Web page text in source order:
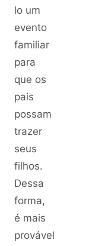
lo um
evento
familiar
para
que os
pais
possam
trazer
seus
filhos.
Dessa
forma,
é mais
provável